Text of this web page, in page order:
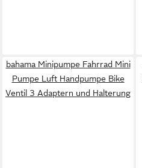
bahama Minipumpe Fahrrad Mini
Pumpe Luft Handpumpe Bike
Ventil 3 Adaptern und Halterung